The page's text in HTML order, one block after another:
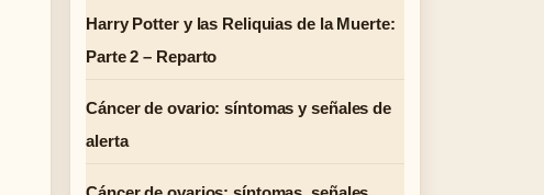
Harry Potter y las Reliquias de la Muerte:
Parte 2 – Reparto
Cáncer de ovario: síntomas y señales de
alerta